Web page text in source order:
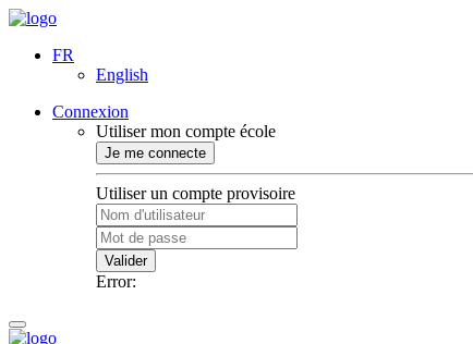
FR
English
Connexion
Utiliser mon compte école
Je me connecte
Utiliser un compte provisoire
Valider
Error: